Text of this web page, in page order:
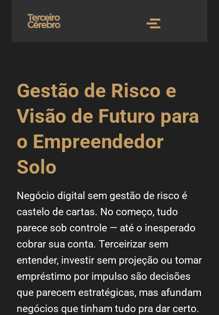
Gestão de Risco e
Visão de Futuro para
o Empreendedor
Solo
Negócio digital sem gestão de risco é
castelo de cartas. No começo, tudo
parece sob controle — até o inesperado
cobrar sua conta. Terceirizar sem
entender, investir sem projeção ou tomar
empréstimo por impulso são decisões
que parecem estratégicas, mas afundam
negócios que tinham tudo pra dar certo.